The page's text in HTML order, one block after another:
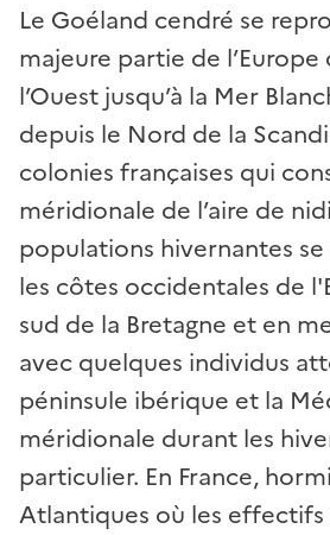
Le Goéland cendré se
majeure partie de l’Europe
l’Ouest jusqu’à la Mer
depuis le Nord de la
colonies françaises qui
méridionale de l’aire de
populations hivernantes
les côtes occidentales de
sud de la Bretagne et en
avec quelques individus
péninsule ibérique et la
méridionale durant les
particulier. En France,
Atlantiques où les